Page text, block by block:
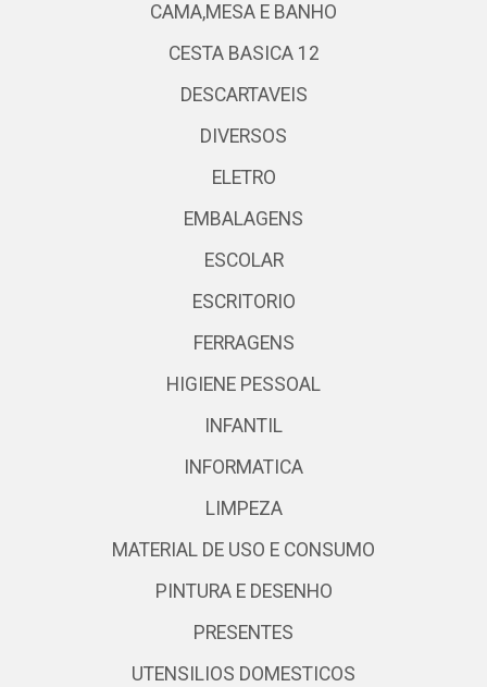
CAMA,MESA E BANHO
CESTA BASICA 12
DESCARTAVEIS
DIVERSOS
ELETRO
EMBALAGENS
ESCOLAR
ESCRITORIO
FERRAGENS
HIGIENE PESSOAL
INFANTIL
INFORMATICA
LIMPEZA
MATERIAL DE USO E CONSUMO
PINTURA E DESENHO
PRESENTES
UTENSILIOS DOMESTICOS